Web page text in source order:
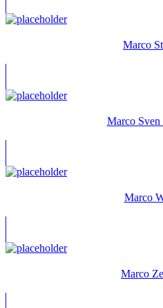
Marco
Marco Sven
Marco
Marco